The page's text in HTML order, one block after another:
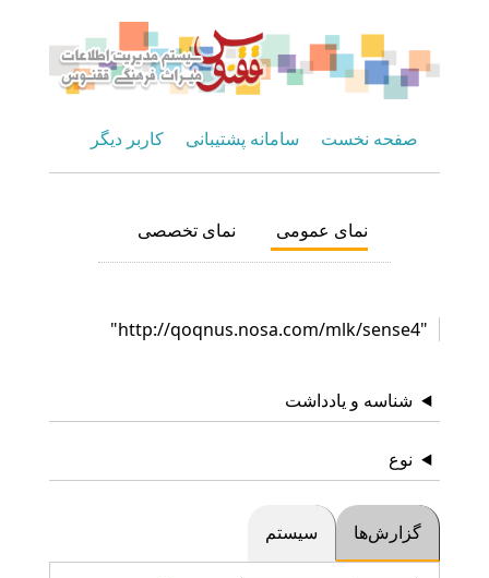
صفحه نخست سامانه پشتیبانی کاربر دیگر
نمای عمومی نمای تخصصی
"http://qoqnus.nosa.com/mlk/sense4"
شناسه و یادداشت
نوع
گزارش‌ها سیستم